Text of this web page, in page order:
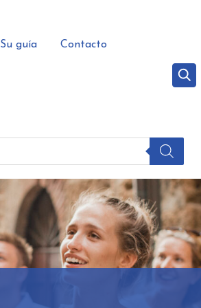
Su guía Contacto